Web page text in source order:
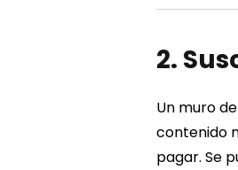
2.
Un muro
contenido
pagar. Se